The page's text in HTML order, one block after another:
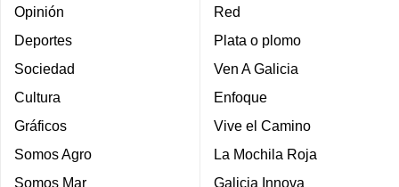
Opinión
Deportes
Sociedad
Cultura
Gráficos
Somos Agro
Somos Mar
Red
Plata o plomo
Ven A Galicia
Enfoque
Vive el Camino
La Mochila Roja
Galicia Innova